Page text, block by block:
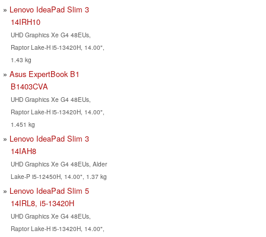
Lenovo IdeaPad Slim 3
14IRH10
UHD Graphics Xe G4 48EUs,
Raptor Lake-H i5-13420H, 14.00",
1.43 kg
Asus ExpertBook B1
B1403CVA
UHD Graphics Xe G4 48EUs,
Raptor Lake-H i5-13420H, 14.00",
1.451 kg
Lenovo IdeaPad Slim 3
14IAH8
UHD Graphics Xe G4 48EUs, Alder
Lake-P i5-12450H, 14.00", 1.37 kg
Lenovo IdeaPad Slim 5
14IRL8, i5-13420H
UHD Graphics Xe G4 48EUs,
Raptor Lake-H i5-13420H, 14.00",